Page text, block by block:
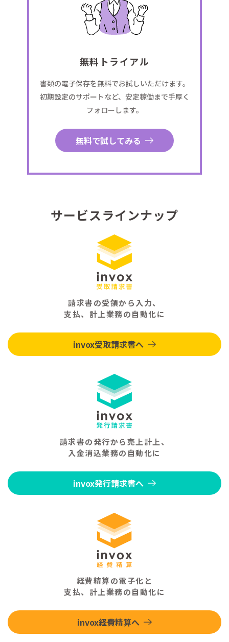
無料トライアル
書類の電子保存を無料でお試しいただけます。
初期設定のサポートなど、安定稼働まで手厚く
フォローします。
無料で試してみる
サービスラインナップ
請求書の受領から入力、
支払、計上業務の自動化に
invox受取請求書へ
請求書の発行から売上計上、
入金消込業務の自動化に
invox発行請求書へ
経費精算の電子化と
支払、計上業務の自動化に
invox経費精算へ